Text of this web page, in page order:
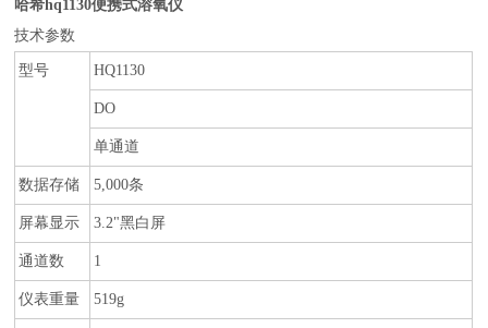
哈希hq1130便携式溶氧仪
技术参数
型号 HQ1130
DO
单通道
数据存储 5,000条
屏幕显示 3.2"黑白屏
通道数 1
仪表重量 519g